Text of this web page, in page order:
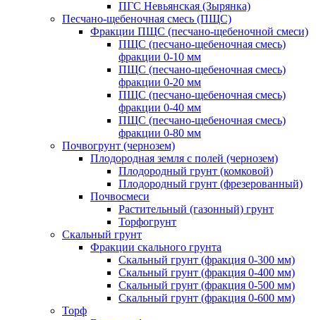
ПГС Невьянская (Зырянка)
Песчано-щебеночная смесь (ПЩС)
Фракции ПЩС (песчано-щебеночной смеси)
ПЩС (песчано-щебеночная смесь)
фракции 0-10 мм
ПЩС (песчано-щебеночная смесь)
фракции 0-20 мм
ПЩС (песчано-щебеночная смесь)
фракции 0-40 мм
ПЩС (песчано-щебеночная смесь)
фракции 0-80 мм
Почвогрунт (чернозем)
Плодородная земля с полей (чернозем)
Плодородный грунт (комковой)
Плодородный грунт (фрезерованный)
Почвосмеси
Растительный (газонный) грунт
Торфогрунт
Скальный грунт
Фракции скального грунта
Скальный грунт (фракция 0-300 мм)
Скальный грунт (фракция 0-400 мм)
Скальный грунт (фракция 0-500 мм)
Скальный грунт (фракция 0-600 мм)
Торф